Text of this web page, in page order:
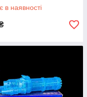
в наявності